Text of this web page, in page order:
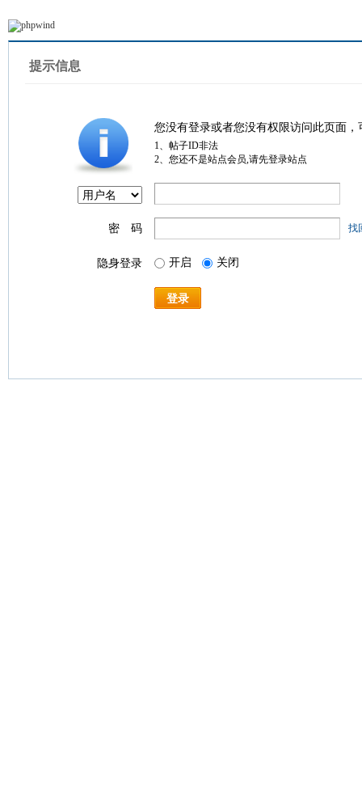
提示信息
您没有登录或者您没有权限访问此页面
1、帖子ID非法
2、您还不是站点会员,请先登录站点
密 码 找
隐身登录 开启 关闭
登录